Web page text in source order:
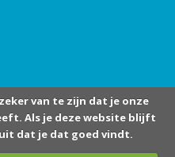
van te zijn dat je onze
Als je deze website blijft
dat je dat goed vindt.